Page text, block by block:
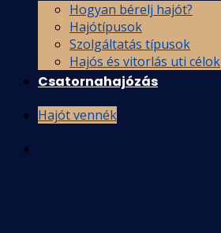
Hogyan bérelj hajót?
Hajótípusok
Szolgáltatás típusok
Hajós és vitorlás uti célok
Csatornahajózás
Hajót vennék